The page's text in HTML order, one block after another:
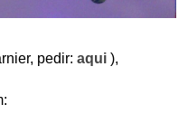
pedir: aqui),